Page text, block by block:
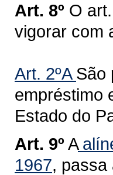
Art. 8º O
vigorar com
Art. 2ºA São
empréstimo
Estado do
Art. 9º A
1967, passa